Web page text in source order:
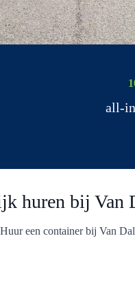
all-
huren bij Van
een container bij Van